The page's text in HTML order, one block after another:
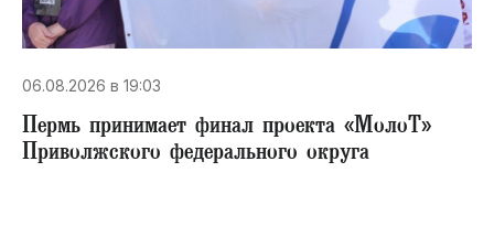
06.08.2026 в 19:03
Пермь принимает финал проекта «МолоТ»
Приволжского федерального округа